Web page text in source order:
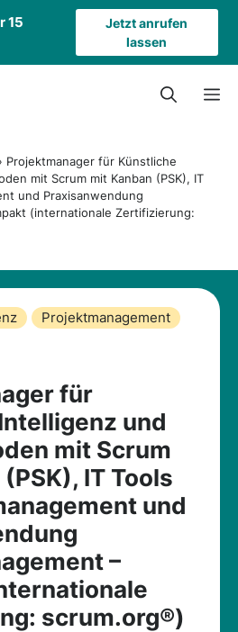
15
Jetzt anrufen
lassen
› Projektmanager für Künstliche
mit Scrum mit Kanban (PSK), IT
und Praxisanwendung
(internationale Zertifizierung:
Projektmanagement
für
und
mit Scrum
IT Tools
und
–
scrum.org®)